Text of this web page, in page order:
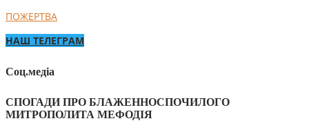
ПОЖЕРТВА
НАШ ТЕЛЕГРАМ
Соц.медіа
СПОГАДИ ПРО БЛАЖЕННОСПОЧИЛОГО
МИТРОПОЛИТА МЕФОДІЯ